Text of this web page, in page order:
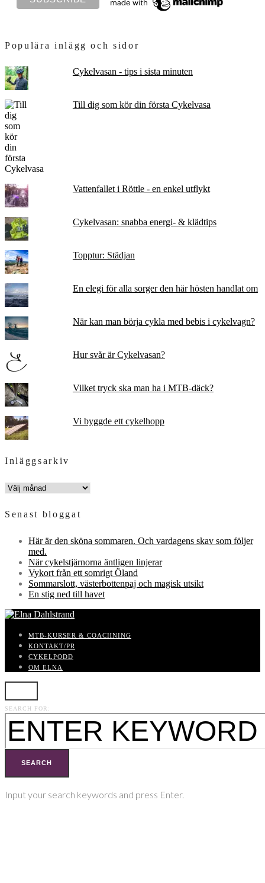
Populära inlägg och sidor
Cykelvasan - tips i sista minuten
Till dig som kör din första Cykelvasa
Vattenfallet i Röttle - en enkel utflykt
Cykelvasan: snabba energi- & klädtips
Topptur: Städjan
En elegi för alla sorger den här hösten handlat om
När kan man börja cykla med bebis i cykelvagn?
Hur svår är Cykelvasan?
Vilket tryck ska man ha i MTB-däck?
Vi byggde ett cykelhopp
Inläggsarkiv
INLÄGGSARKIV
Senast bloggat
Här är den sköna sommaren. Och vardagens skav som följer
med.
När cykelstjärnorna äntligen linjerar
Vykort från ett somrigt Öland
Sommarslott, västerbottenpaj och magisk utsikt
En stig ned till havet
MTB-KURSER & COACHNING
KONTAKT/PR
CYKELPODD
OM ELNA
SEARCH FOR:
SEARCH
Input your search keywords and press Enter.